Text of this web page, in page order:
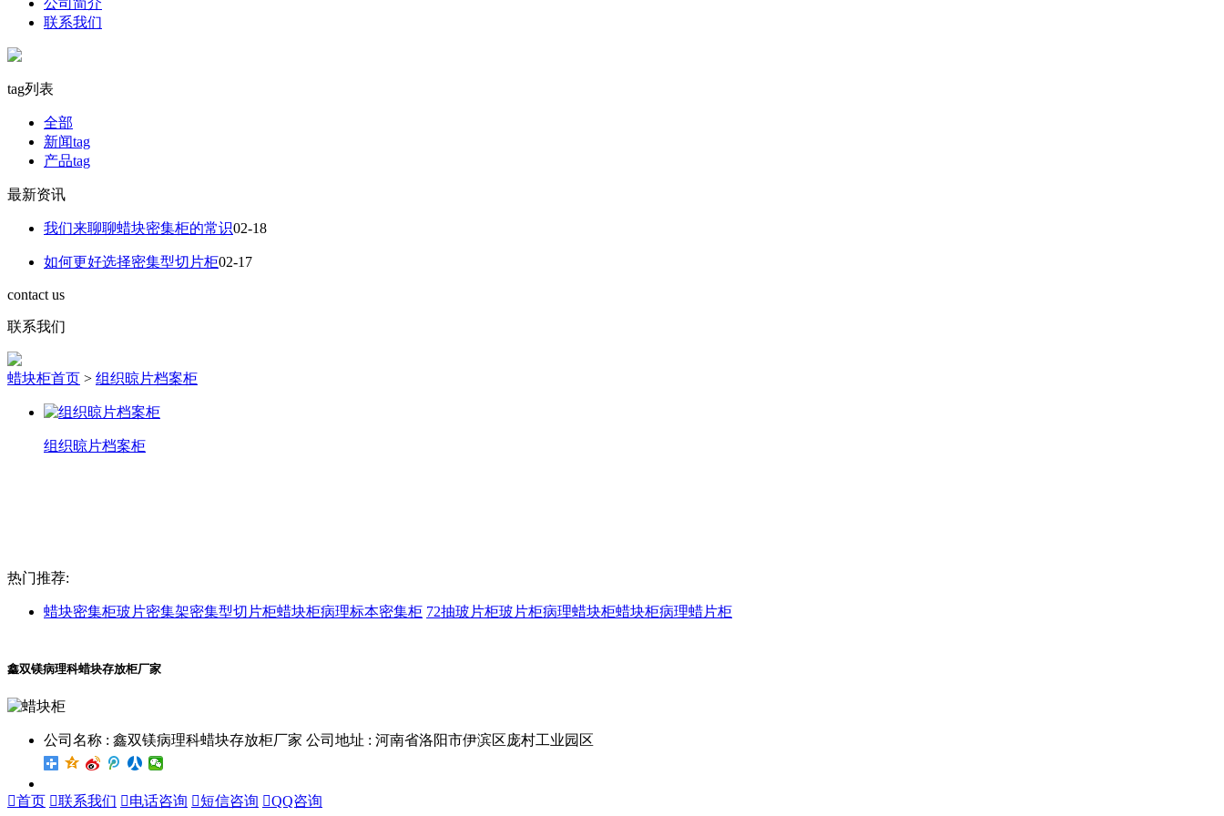
联系我们
tag列表
全部
新闻tag
产品tag
最新资讯
我们来聊聊蜡块密集柜的常识02-18
如何更好选择密集型切片柜02-17
contact us
联系我们
蜡块柜首页 > 组织晾片档案柜
组织晾片档案柜
热门推荐:
蜡块密集柜玻片密集架密集型切片柜蜡块柜病理标本密集柜 72抽玻片柜玻片柜病理蜡块柜蜡块柜病理蜡片柜
鑫双镁病理科蜡块存放柜厂家
公司名称 : 鑫双镁病理科蜡块存放柜厂家 公司地址 : 河南省洛阳市伊滨区庞村工业园区
首页 联系我们 电话咨询 短信咨询 QQ咨询